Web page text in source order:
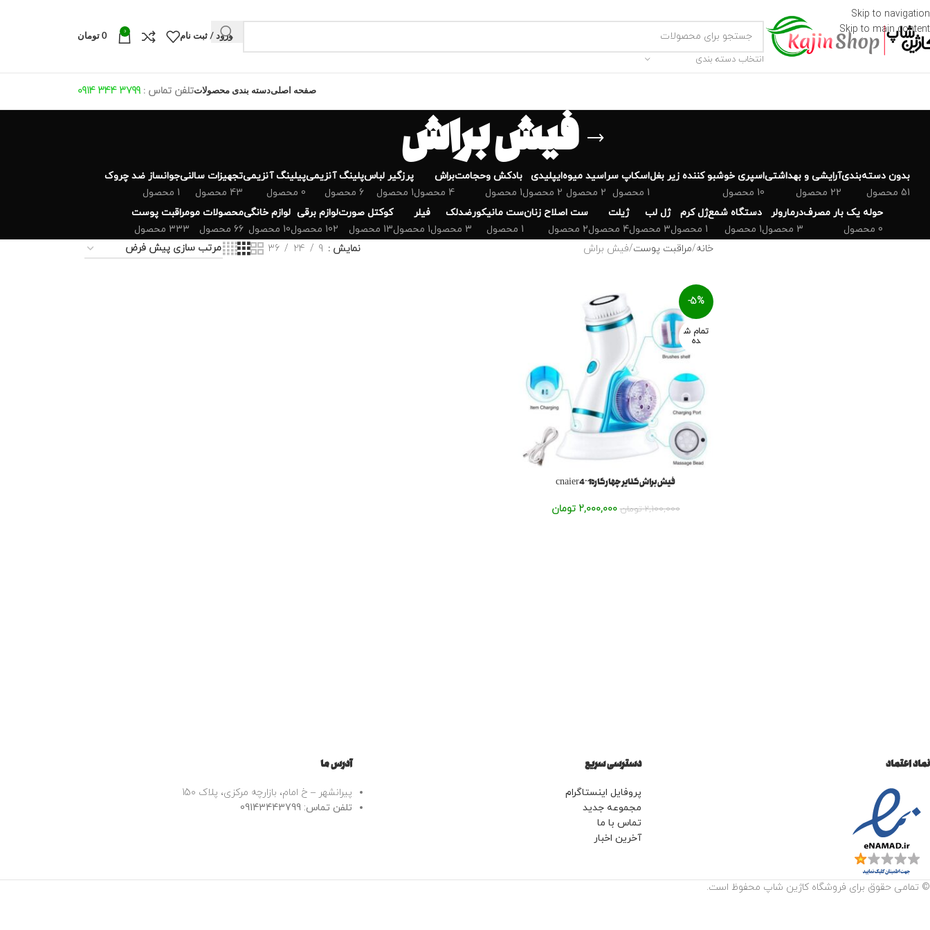
Skip to navigation
Skip to main content
انتخاب دسته بندی
ورود / ثبت نام
0
0 تومان
صفحه اصلیدسته بندی محصولاتتلفن تماس : 3799 344 0914
فیش براش
بدون دسته‌بندی
51 محصول
‌آرایشی و بهداشتی
22 محصول
اسپری خوشبو کننده زیر بغل
10 محصول
اسکاپ سر
1 محصول
اسید میوه
2 محصول
ایپلیدی
2 محصول
بادکش وحجامت
1 محصول
براش
4 محصول
پرزگیر لباس
1 محصول
پلینگ آنزیمی
6 محصول
پیلینگ آنزیمی
0 محصول
تجهیزات سالنی
43 محصول
جوانساز ضد چروک
1 محصول
حوله یک بار مصرف
0 محصول
درمارولر
3 محصول
دستگاه شمع
1 محصول
ژل کرم
1 محصول
ژل لب
3 محصول
ژیلت
4 محصول
ست اصلاح زنان
2 محصول
ست مانیکور
1 محصول
ضدلک
3 محصول
فیلر
1 محصول
کوکتل صورت
13 محصول
لوازم برقی
102 محصول
لوازم خانگی
10 محصول
محصولات مو
66 محصول
مراقبت پوست
333 محصول
خانه مراقبت پوست فیش براش نمایش 9
24
36
-5%
تمام ش
ده
فیش براش کنایر چهار کارهcnaier4*1
2,100,000 تومان 2,000,000 تومان
نماد اعتماد دسترسی سریع
پروفایل اینستاگرام
مجموعه جدید
تماس با ما
آخرین اخبار
آدرس ما
پیرانشهر – خ امام، بازارچه مرکزی، پلاک 150
تلفن تماس: 09143443799
© تمامی حقوق برای فروشگاه کاژین شاپ محفوظ است.